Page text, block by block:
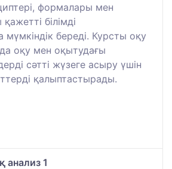
формалары мен
білімді
мүмкіндік береді. Курсты оқу
оқу мен оқытудағы
сәтті жүзеге асыру үшін
қалыптастырады.
анализ 1